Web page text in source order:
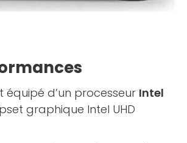
équipé d’un processeur Intel
graphique Intel UHD